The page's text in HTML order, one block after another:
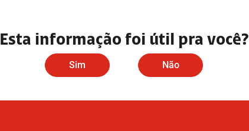
Esta informação foi útil pra você?
Sim Não